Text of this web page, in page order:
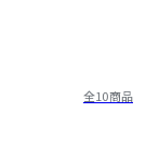
全10商品